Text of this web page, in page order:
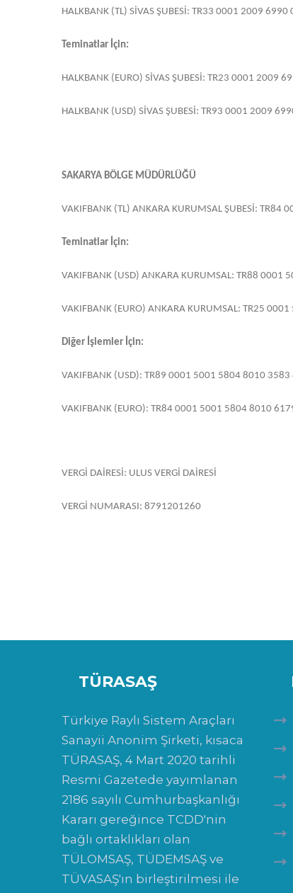
HALKBANK (TL) SİVAS ŞUBESİ: TR33 0001 2009
Teminatlar İçin:
HALKBANK (EURO) SİVAS ŞUBESİ: TR23 0001 2009
HALKBANK (USD) SİVAS ŞUBESİ: TR93 0001 2009
SAKARYA BÖLGE MÜDÜRLÜĞÜ
VAKIFBANK (TL) ANKARA KURUMSAL ŞUBESİ:
Teminatlar İçin:
VAKIFBANK (USD) ANKARA KURUMSAL: TR88 0001
VAKIFBANK (EURO) ANKARA KURUMSAL: TR25
Diğer İşlemler İçin:
VAKIFBANK (USD): TR89 0001 5001 5804 8010 3583
VAKIFBANK (EURO): TR84 0001 5001 5804 8010
VERGİ DAİRESİ: ULUS VERGİ DAİRESİ
VERGİ NUMARASI: 8791201260
TÜRASAŞ
Türkiye Raylı Sistem Araçları
Sanayii Anonim Şirketi, kısaca
TÜRASAŞ, 4 Mart 2020 tarihli
Resmi Gazetede yayımlanan
2186 sayılı Cumhurbaşkanlığı
Kararı gereğince TCDD'nin
bağlı ortaklıkları olan
TÜLOMSAŞ, TÜDEMSAŞ ve
TÜVASAŞ'ın birleştirilmesi ile